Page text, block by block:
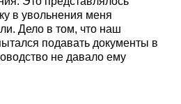
в увольнения меня
Дело в том, что наш
подавать документы в
не давало ему